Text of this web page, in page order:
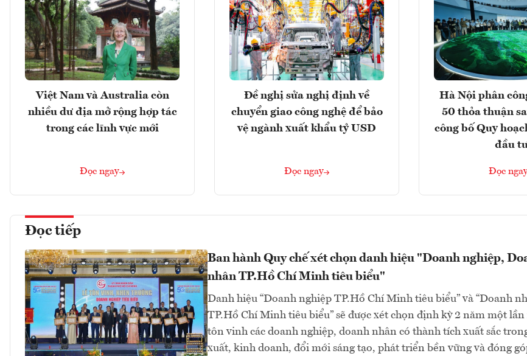
Việt Nam và Australia còn
nhiều dư địa mở rộng hợp tác
trong các lĩnh vực mới
Đọc ngay
Đề nghị sửa nghị định về
chuyển giao công nghệ để bảo
vệ ngành xuất khẩu tỷ USD
Đọc ngay
Hà Nội phân
50 thỏa thuận
công bố Quy
đầu
Đọc
Đọc tiếp
Ban hành Quy chế xét chọn danh hiệu "Doanh nghiệp,
nhân TP.Hồ Chí Minh tiêu biểu"
Danh hiệu “Doanh nghiệp TP.Hồ Chí Minh tiêu biểu” và “Doanh
TP.Hồ Chí Minh tiêu biểu” sẽ được xét chọn định kỳ 2 năm một
tôn vinh các doanh nghiệp, doanh nhân có thành tích xuất sắc
xuất, kinh doanh, đổi mới sáng tạo, phát triển bền vững và đóng